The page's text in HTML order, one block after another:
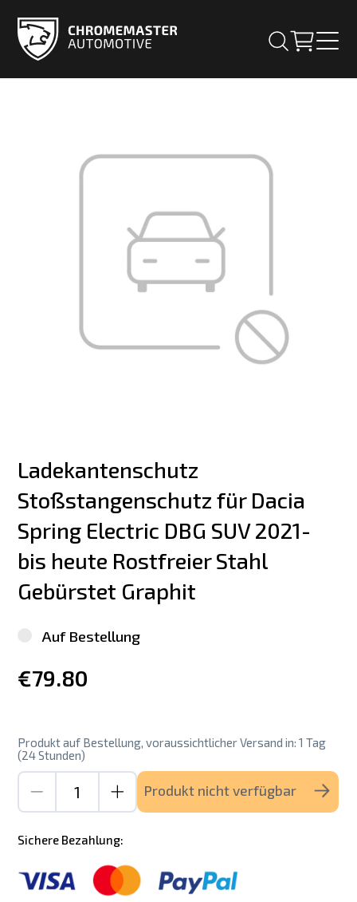
Ladekantenschutz
Stoßstangenschutz für Dacia
Spring Electric DBG SUV 2021-
bis heute Rostfreier Stahl
Gebürstet Graphit
Auf Bestellung
€79.80
Produkt auf Bestellung, voraussichtlicher Versand in: 1 Tag
(24 Stunden)
Produkt nicht verfügbar
Sichere Bezahlung: